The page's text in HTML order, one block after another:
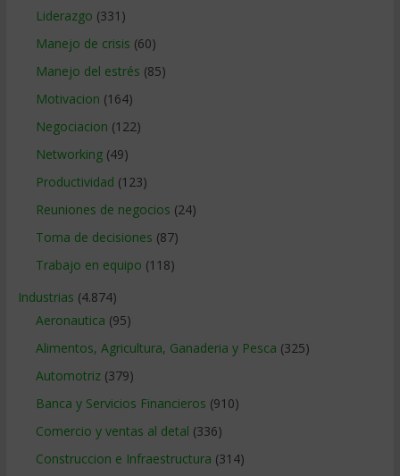
Liderazgo (331)
Manejo de crisis (60)
Manejo del estrés (85)
Motivacion (164)
Negociacion (122)
Networking(49)
Productividad (123)
Reuniones de negocios (24)
Toma de decisiones (87)
Trabajo en equipo (118)
Industrias (4.874)
Aeronautica (95)
Alimentos, Agricultura, Ganaderia y Pesca (325)
Automotriz(379)
Banca y Servicios Financieros (910)
Comercio y ventas al detal (336)
Construccion e Infraestructura (314)